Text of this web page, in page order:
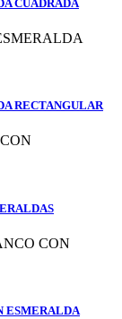
CUADRADA
RECTANGULAR
ESMERALDA